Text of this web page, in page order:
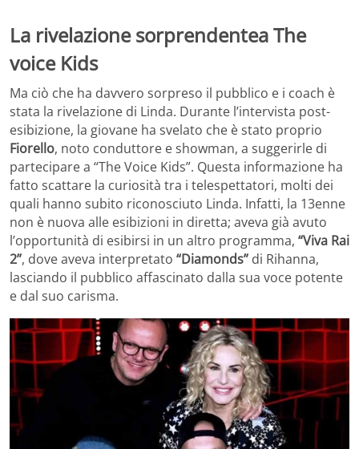
La rivelazione sorprendentea The
voice Kids
Ma ciò che ha davvero sorpreso il pubblico e i coach è
stata la rivelazione di Linda. Durante l’intervista post-
esibizione, la giovane ha svelato che è stato proprio
Fiorello, noto conduttore e showman, a suggerirle di
partecipare a “The Voice Kids”. Questa informazione ha
fatto scattare la curiosità tra i telespettatori, molti dei
quali hanno subito riconosciuto Linda. Infatti, la 13enne
non è nuova alle esibizioni in diretta; aveva già avuto
l’opportunità di esibirsi in un altro programma, “Viva Rai
2”, dove aveva interpretato “Diamonds” di Rihanna,
lasciando il pubblico affascinato dalla sua voce potente
e dal suo carisma.